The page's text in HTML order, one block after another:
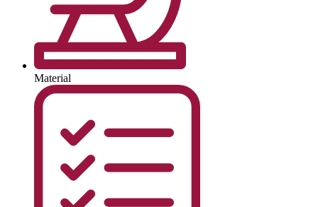
Material